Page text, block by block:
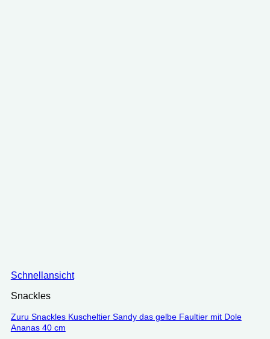
Schnellansicht
Snackles
Zuru Snackles Kuscheltier Sandy das gelbe Faultier mit Dole
Ananas 40 cm